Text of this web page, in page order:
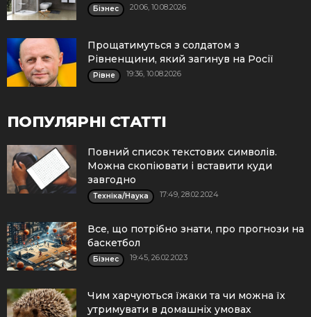
Бізнес 20:06, 10.08.2026
Прощатимуться з солдатом з
Рівненщини, який загинув на Росії
Рівне 19:36, 10.08.2026
ПОПУЛЯРНІ СТАТТІ
Повний список текстових символів.
Можна скопіювати і вставити куди
завгодно
Техніка/Наука 17:49, 28.02.2024
Все, що потрібно знати, про прогнози на
баскетбол
Бізнес 19:45, 26.02.2023
Чим харчуються їжаки та чи можна їх
утримувати в домашніх умовах